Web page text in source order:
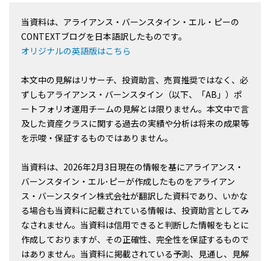
当資料は、アライアンス・バーンスタイン・エル・ピーの
CONTEXTブログを日本語訳したものです。
オリジナルの英語版はこちら
本文中の見解はリサーチ、投資助言、売買推奨ではなく、必
ずしもアライアンス・バーンスタイン（以下、「AB」）ポ
ートフォリオ運用チームの見解とは限りません。本文中で言
及した資産クラスに関する過去の実績や分析は将来の成果等
を示唆・保証するものではありません。
当資料は、2026年2月3日現在の情報を基にアライアンス・
バーンスタイン・エル･ピーが作成したものをアライアン
ス・バーンスタイン株式会社が翻訳した資料であり、いかな
る場合も当資料に記載されている情報は、投資助言としてみ
なされません。当資料は信用できると判断した情報をもとに
作成しておりますが、その正確性、完全性を保証するもので
はありません。当資料に掲載されている予測、見通し、見解